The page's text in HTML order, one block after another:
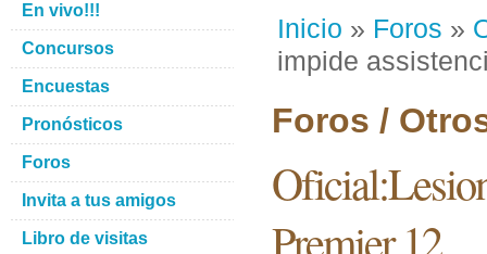
Inicio » Foros »
impide
Foros /
Premier 12
En vivo!!!
Concursos
Encuestas
Pronósticos
Foros
Invita a tus amigos
Libro de visitas